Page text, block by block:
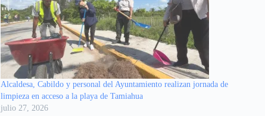
Alcaldesa, Cabildo y personal del Ayuntamiento realizan jornada de
limpieza en acceso a la playa de Tamiahua
julio 27, 2026